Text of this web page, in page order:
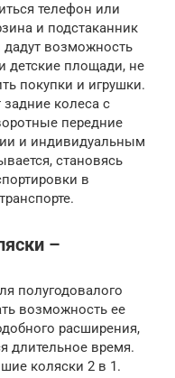
телефон или
и подстаканник
возможность
детские площади, не
покупки и игрушки.
колеса с
передние
и индивидуальным
становясь
в
–
полугодовалого
возможность ее
расширения,
длительное время.
коляски 2 в 1.